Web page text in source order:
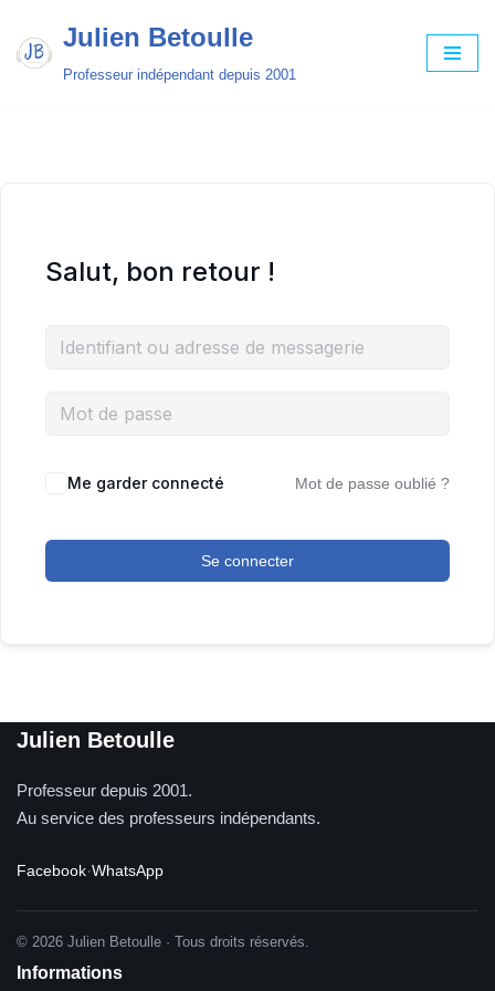
Aller
Julien Betoulle
Professeur indépendant depuis 2001
Salut, bon retour !
Me garder connecté Mot de passe oublié ?
Se connecter
Julien Betoulle
Professeur depuis 2001.
Au service des professeurs indépendants.
Facebook·WhatsApp
© 2026 Julien Betoulle · Tous droits réservés.
Informations